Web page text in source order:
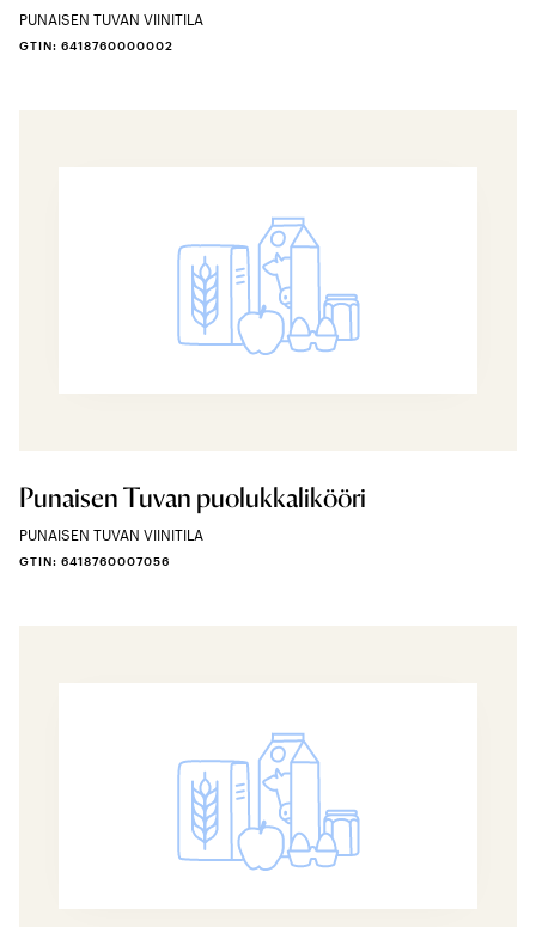
PUNAISEN TUVAN VIINITILA
GTIN: 6418760000002
Punaisen Tuvan puolukkalikööri
PUNAISEN TUVAN VIINITILA
GTIN: 6418760007056